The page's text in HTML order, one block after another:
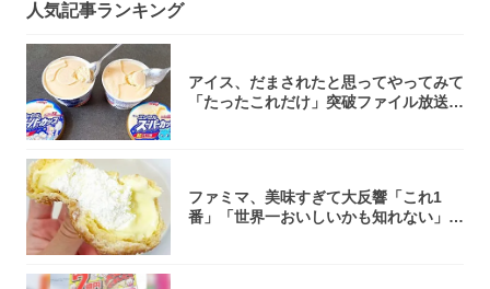
人気記事ランキング
アイス、だまされたと思ってやってみて
「たったこれだけ」突破ファイル放送で
ファミマ、美味すぎて大反響「これ1
番」「世界一おいしいかも知れない」